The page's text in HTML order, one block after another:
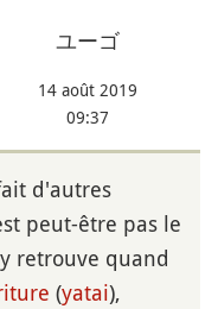
ユーゴ
14 août 2019
09:37
d'autres
peut-être pas le
retrouve quand
(yatai),